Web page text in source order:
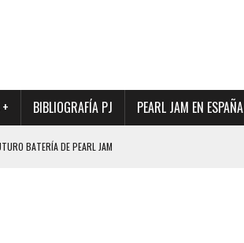
BIBLIOGRAFÍA PJ PEARL JAM EN ESPAÑA
BATERÍA DE PEARL JAM
DE NUEVO EN VINILO.
SOBRE SU FUTURA FORMACIÓN